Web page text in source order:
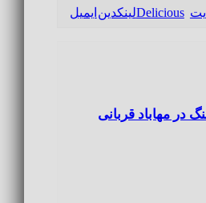
Deliciousلینکدین ایمیل
در مهاباد قربانی